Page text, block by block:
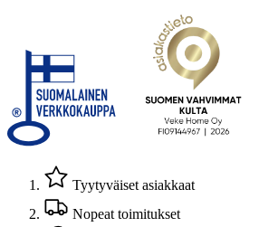
Tyytyväiset asiakkaat
Nopeat toimitukset